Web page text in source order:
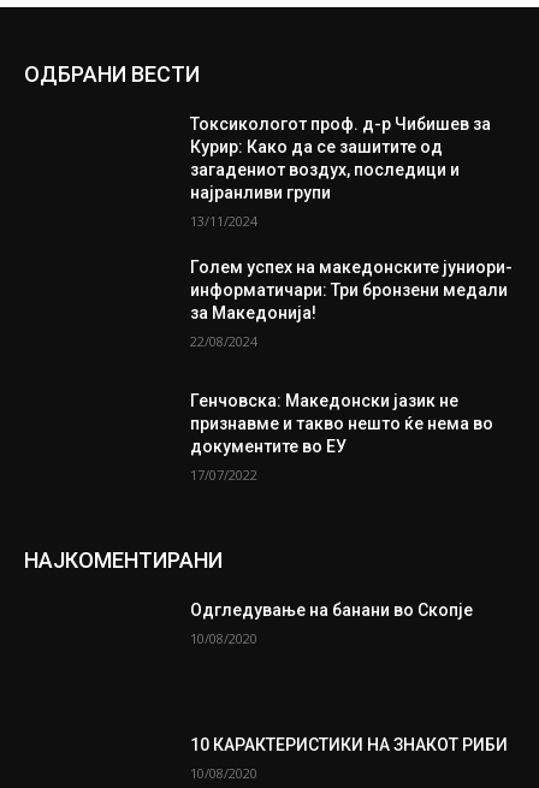
ОДБРАНИ ВЕСТИ
Токсикологот проф. д-р Чибишев за
Курир: Како да се зашитите од
загадениот воздух, последици и
најранливи групи
13/11/2024
Голем успех на македонските јуниори-
информатичари: Три бронзени медали
за Македонија!
22/08/2024
Генчовска: Македонски јазик не
признавме и такво нешто ќе нема во
документите во ЕУ
17/07/2022
НАЈКОМЕНТИРАНИ
Одгледување на банани во Скопје
10/08/2020
10 КАРАКТЕРИСТИКИ НА ЗНАКОТ РИБИ
10/08/2020